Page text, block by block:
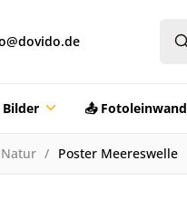
Bilder 📤 Fotoleinwand
Natur Poster Meereswelle